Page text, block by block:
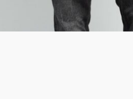
Κλικ για μεγέθυνση